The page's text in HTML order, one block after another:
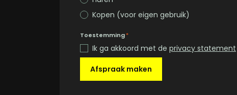
Kopen (voor eigen gebruik)
Toestemming*
Ik ga akkoord met de privacy statement
Afspraak maken